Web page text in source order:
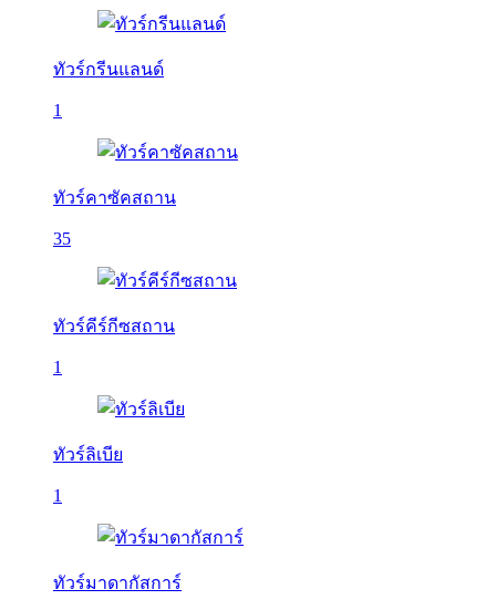
ทัวร์กรีนแลนด์
1
ทัวร์คาซัคสถาน
35
ทัวร์คีร์กีซสถาน
1
ทัวร์ลิเบีย
1
ทัวร์มาดากัสการ์